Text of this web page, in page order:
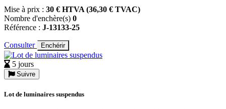
Mise à prix : 30 € HTVA (36,30 € TVAC)
Nombre d'enchère(s) 0
Référence : J-13133-25
Consulter Enchérir
5 jours
Suivre
Lot de luminaires suspendus